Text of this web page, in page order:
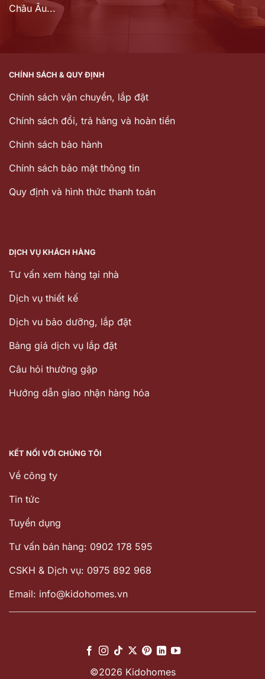
Châu Âu...
CHÍNH SÁCH & QUY ĐỊNH
Chính sách vận chuyển, lắp đặt
Chính sách đổi, trả hàng và hoàn tiền
Chinh sách bảo hành
Chính sách bảo mật thông tin
Quy định và hình thức thanh toán
DỊCH VỤ KHÁCH HÀNG
Tư vấn xem hàng tại nhà
Dịch vụ thiết kế
Dịch vu bảo dưỡng, lắp đặt
Bảng giá dịch vụ lắp đặt
Câu hỏi thường gặp
Hướng dẫn giao nhận hàng hóa
KẾT NỐI VỚI CHÚNG TÔI
Về công ty
Tin tức
Tuyển dụng
Tư vấn bán hàng: 0902 178 595
CSKH & Dịch vụ: 0975 892 968
Email: info@kidohomes.vn
©2026 Kidohomes